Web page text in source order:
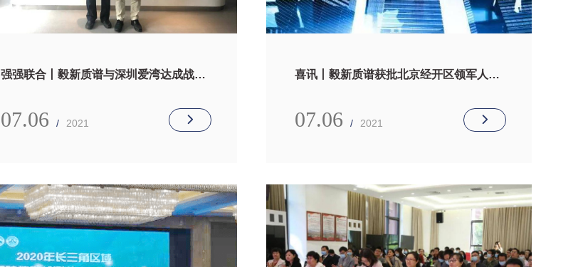
强强联合丨毅新质谱与深圳爱湾达成战略
07.06 / 2021
喜讯丨毅新质谱获批北京经开区领军人才
07.06 / 2021